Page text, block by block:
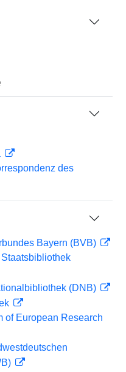
des
Bayern (BVB)
(DNB)
of European Research